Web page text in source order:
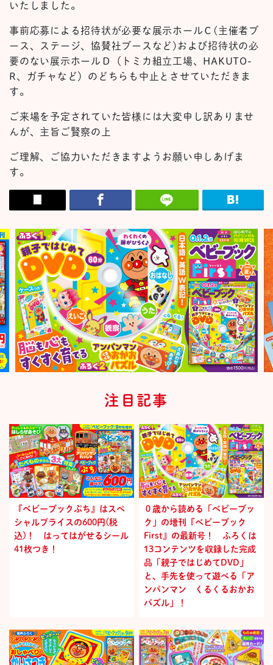
いたしました。
事前応募による招待状が必要な展示ホールＣ(主催者ブ
ース、ステージ、協賛社ブースなど)および招待状の必
要のない展示ホールＤ（トミカ組立工場、HAKUTO-
R、ガチャなど）のどちらも中止とさせていただきま
す。
ご来場を予定されていた皆様には大変申し訳ありませ
んが、主旨ご賢察の上
ご理解、ご協力いただきますようお願い申しあげま
す。
注目記事
『ベビーブックぷち』はスペ
シャルプライスの600円(税
込)！ はってはがせるシール
41枚つき！
０歳から読める「ベビーブッ
ク」の増刊『ベビーブック
First』の最新号！ ふろくは
13コンテンツを収録した完成
品「親子ではじめてDVD」
と、手先を使って遊べる「ア
ンパンマン くるくるおかお
パズル」！